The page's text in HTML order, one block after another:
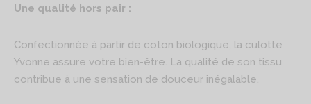
Une qualité hors pair :
Confectionnée à partir de coton biologique, la culotte
Yvonne assure votre bien-être. La qualité de son tissu
contribue à une sensation de douceur inégalable.